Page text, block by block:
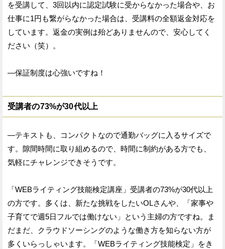
を受講して、3回以内に認定試験に受からなかった場合や、お
仕事に1円も繋がらなかった場合は、受講料の全額返金対応を
しています。返金の実例は殆どありませんので、安心してく
ださい（笑）。
—保証制度は心強いですね！
受講者の73%が30代以上
—テキストも、コンパクトなので通勤バッグに入るサイズで
す。隙間時間に取り組めるので、時間に制約がある方でも、
気軽にチャレンジできそうです。
「WEBライティング技能検定講座」受講者の73%が30代以上
の方です。多くは、新たな挑戦をしたいOLさんや、「家事や
子育てで週5日フルでは働けない」という主婦の方ですね。ま
だまだ、クラウドソーシングのような働き方を知らない方が
多くいらっしゃいます。「WEBライティング技能検定」をき